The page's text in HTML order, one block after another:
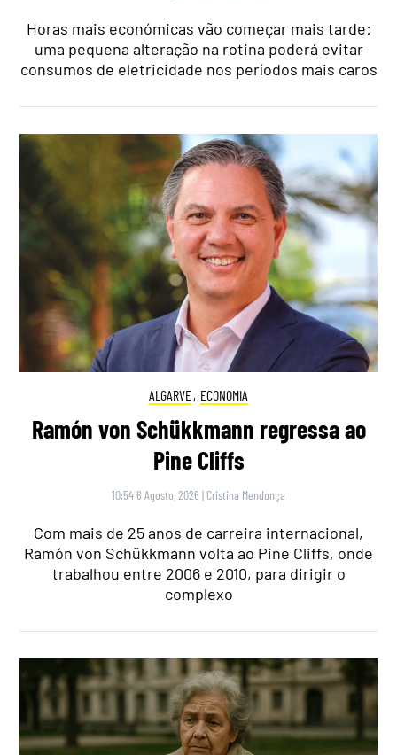
Horas mais económicas vão começar mais tarde:
uma pequena alteração na rotina poderá evitar
consumos de eletricidade nos períodos mais caros
ALGARVE, ECONOMIA
Ramón von Schükkmann regressa ao
Pine Cliffs
10:54 6 Agosto, 2026 | Cristina Mendonça
Com mais de 25 anos de carreira internacional,
Ramón von Schükkmann volta ao Pine Cliffs, onde
trabalhou entre 2006 e 2010, para dirigir o
complexo